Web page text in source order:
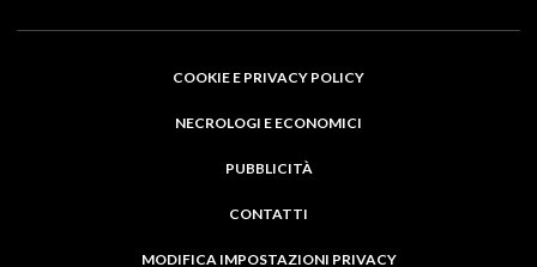
COOKIE E PRIVACY POLICY
NECROLOGI E ECONOMICI
PUBBLICITÀ
CONTATTI
MODIFICA IMPOSTAZIONI PRIVACY